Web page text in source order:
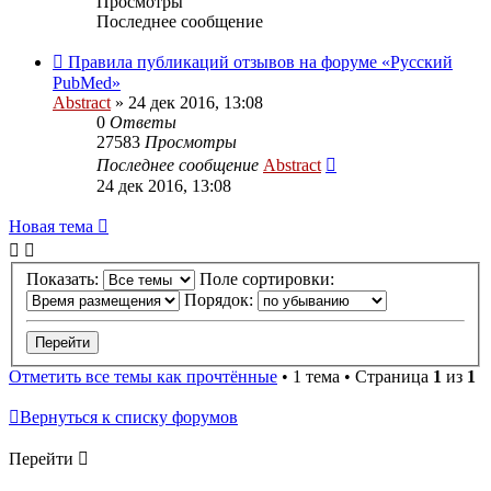
Последнее сообщение
Правила публикаций отзывов на форуме «Русский
PubMed»
Abstract » 24 дек 2016, 13:08
0 Ответы
27583 Просмотры
Последнее сообщение Abstract
24 дек 2016, 13:08
Новая тема
Показать:
Поле сортировки:
Порядок:
Отметить все темы как прочтённые • 1 тема • Страница 1 из 1
Вернуться к списку форумов
Перейти